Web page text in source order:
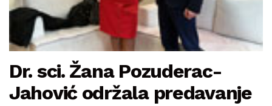
Dr. sci. Žana Pozuderac-
Jahović održala predavanje